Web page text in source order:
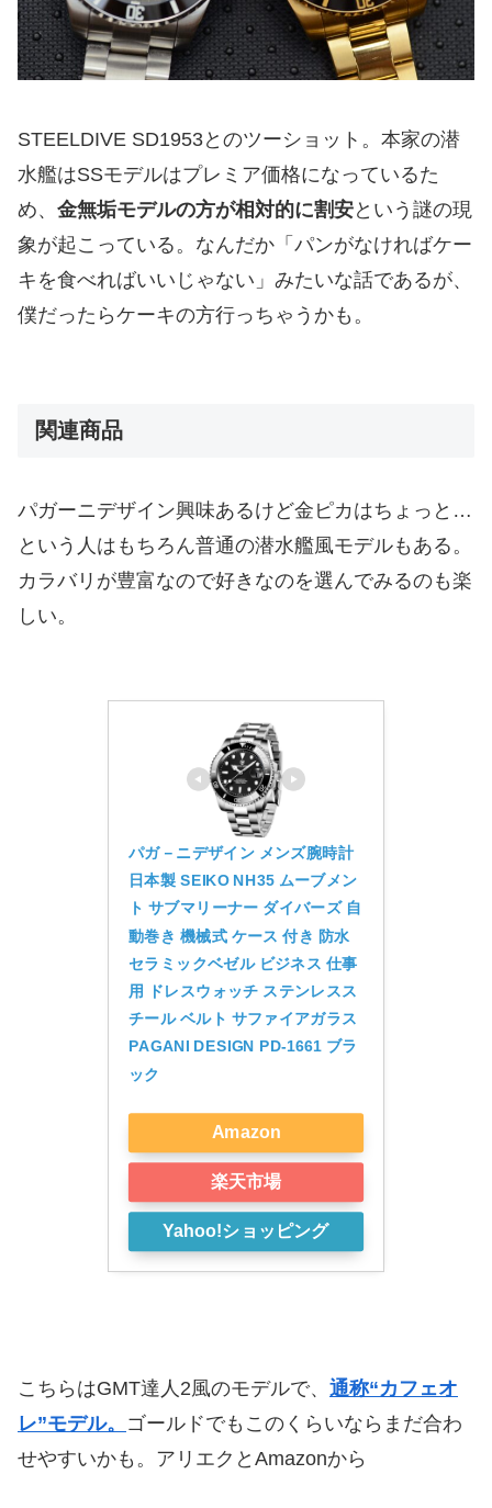
STEELDIVE SD1953とのツーショット。本家の潜
水艦はSSモデルはプレミア価格になっているた
め、 金無垢モデルの方が相対的に割安という謎の現
象が起こっている。なんだか「パンがなければケー
キを食べればいいじゃない」みたいな話であるが、
僕だったらケーキの方行っちゃうかも。
関連商品
パガーニデザイン興味あるけど金ピカはちょっと…
という人はもちろん普通の潜水艦風モデルもある。
カラバリが豊富なので好きなのを選んでみるのも楽
しい。
パガ－ニデザイン メンズ腕時計
日本製 SEIKO NH35 ムーブメン
ト サブマリーナー ダイバーズ 自
動巻き 機械式 ケース 付き 防水
セラミックベゼル ビジネス 仕事
用 ドレスウォッチ ステンレスス
チール ベルト サファイアガラス
PAGANI DESIGN PD-1661 ブラ
ック
Amazon
楽天市場
Yahoo!ショッピング
こちらはGMT達人2風のモデルで、 通称“カフェオ
レ”モデル。 ゴールドでもこのくらいならまだ合わ
せやすいかも。アリエクとAmazonから